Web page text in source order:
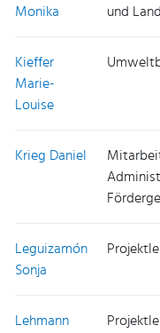
Monika
und
Kieffer
Marie-
Louise
Krieg Daniel
Leguizamón
Sonja
Lehmann